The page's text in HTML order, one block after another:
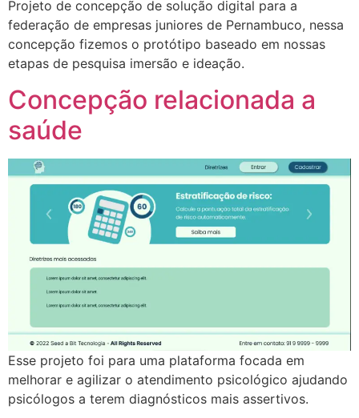
Projeto de concepção de solução digital para a
federação de empresas juniores de Pernambuco, nessa
concepção fizemos o protótipo baseado em nossas
etapas de pesquisa imersão e ideação.
Concepção relacionada a
saúde
Esse projeto foi para uma plataforma focada em
melhorar e agilizar o atendimento psicológico ajudando
psicólogos a terem diagnósticos mais assertivos.